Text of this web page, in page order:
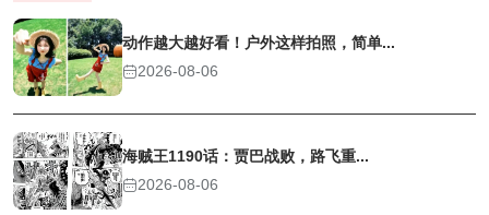
动作越大越好看！户外这样拍照，简单...
2026-08-06
海贼王1190话：贾巴战败，路飞重...
2026-08-06